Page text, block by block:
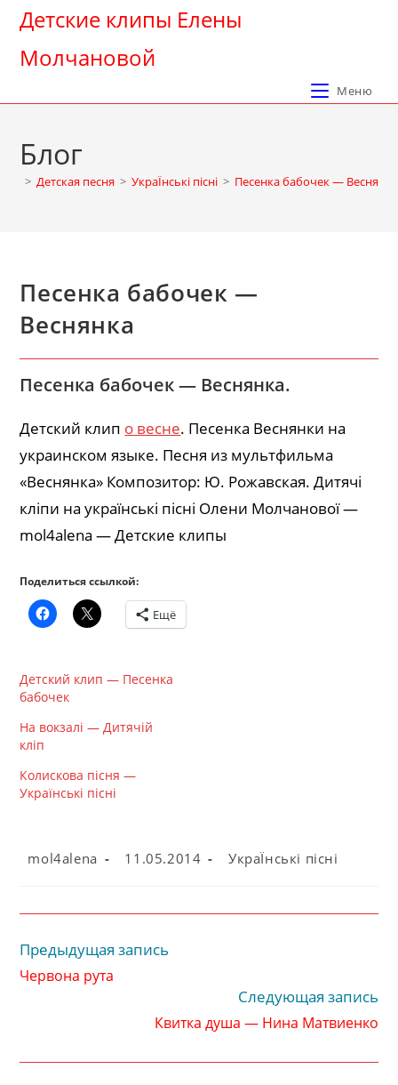
Перейти
содержимому
Детские клипы Елены
Молчановой
Меню
Блог
> Детская песня > УкраЇнські пісні > Песенка бабочек — Веснянка
Песенка бабочек —
Веснянка
Песенка бабочек — Веснянка.
Детский клип о весне. Песенка Веснянки на
украинском языке. Песня из мультфильма
«Веснянка» Композитор: Ю. Рожавская. Дитячі
кліпи на українські пісні Олени Молчанової —
mol4alena — Детские клипы
Поделиться ссылкой:
Ещё
Детский клип — Песенка
бабочек
На вокзалі — Дитячій
кліп
Колискова пісня —
Українські пісні
Автор
mol4alena
Запись
11.05.2014
Рубрика
записи:
УкраЇнські пісні
Читать
статьи
Предыдущая запись
Червона рута
Следующая запись
Квитка душа — Нина Матвиенко